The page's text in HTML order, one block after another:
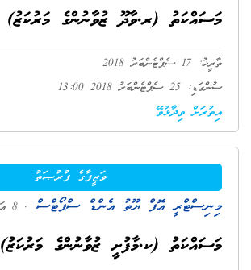
މަސައްކަތު (ރ.ވާދޫ ޒުވާނުންގެ މަރުކަޒު)
ތާރީޚު: 17 ސެޕްޓެންބަރު 2018
ސުންގަޑި: 25 ސެޕްޓެންބަރު 2018 13:00
އިތުރަށް ވިދާޅުވޭ
ވަޒީފާގެ ފުރުޞަތު
މިނިސްޓްރީ އޮފް ޔޫތު އެންޑް ސްޕޯޓްސް . 8 އަހަރު ކުރިން
މަސައްކަތު (ކ.މާފުށީ ޒުވާނުންގެ މަރުކަޒު)